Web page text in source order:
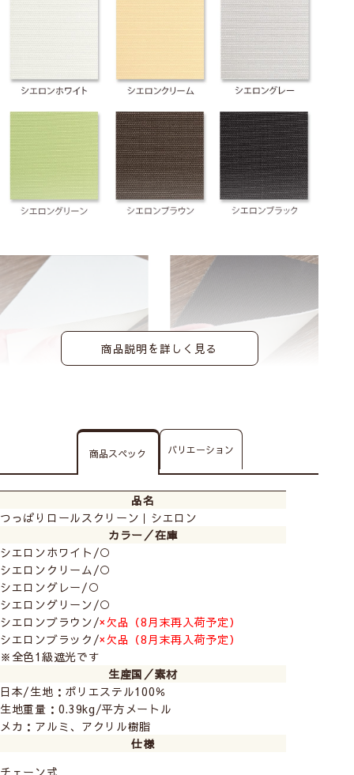
商品説明を詳しく見る
商品スペック バリエーション
品名
つっぱりロールスクリーン｜シエロン
カラー／在庫
シエロンホワイト/○
シエロンクリーム/○
シエロングレー/○
シエロングリーン/○
シエロンブラウン/×欠品（8月末再入荷予定）
シエロンブラック/×欠品（8月末再入荷予定）
※全色1級遮光です
生産国／素材
日本/生地：ポリエステル100％
生地重量：0.39kg/平方メートル
メカ：アルミ、アクリル樹脂
仕様
チェーン式